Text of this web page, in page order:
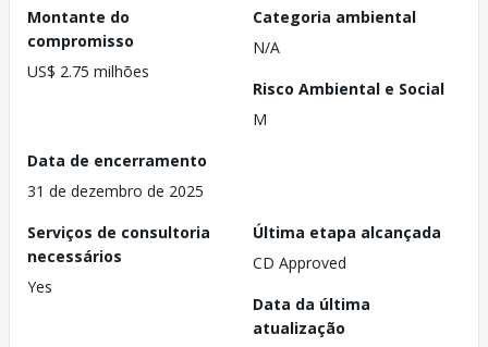
Montante do
compromisso
US$ 2.75 milhões
Categoria ambiental
N/A
Risco Ambiental e Social
M
Data de encerramento
31 de dezembro de 2025
Serviços de consultoria
necessários
Yes
Última etapa alcançada
CD Approved
Data da última
atualização